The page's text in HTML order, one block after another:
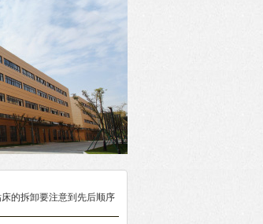
的拆卸要注意到先后顺序